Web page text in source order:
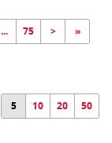
... 75 > »
5 10 20 50